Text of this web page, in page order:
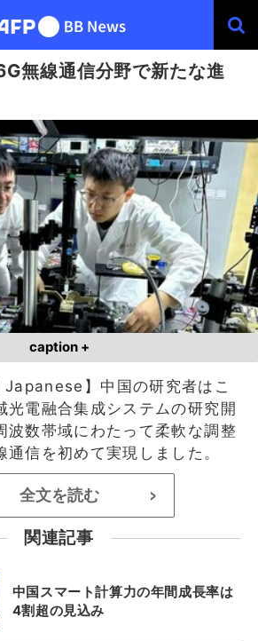
無線通信分野で新たな進
caption +
Japanese】中国の研究者はこ
光電融合集成システムの研究開
波数帯域にわたって柔軟な調整
通信を初めて実現しました。
全文を読む >
関連記事
中国スマート計算力の年間成長率は
4割超の見込み